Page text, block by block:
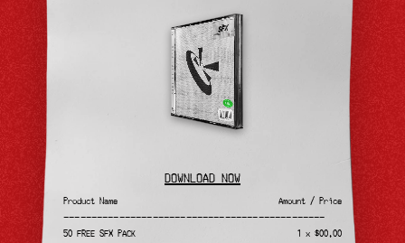
DOWNLOAD NOW
Product Name Amount / Price
———————————————————————————————————————————————
50 FREE SFX PACK 1 x $00.00